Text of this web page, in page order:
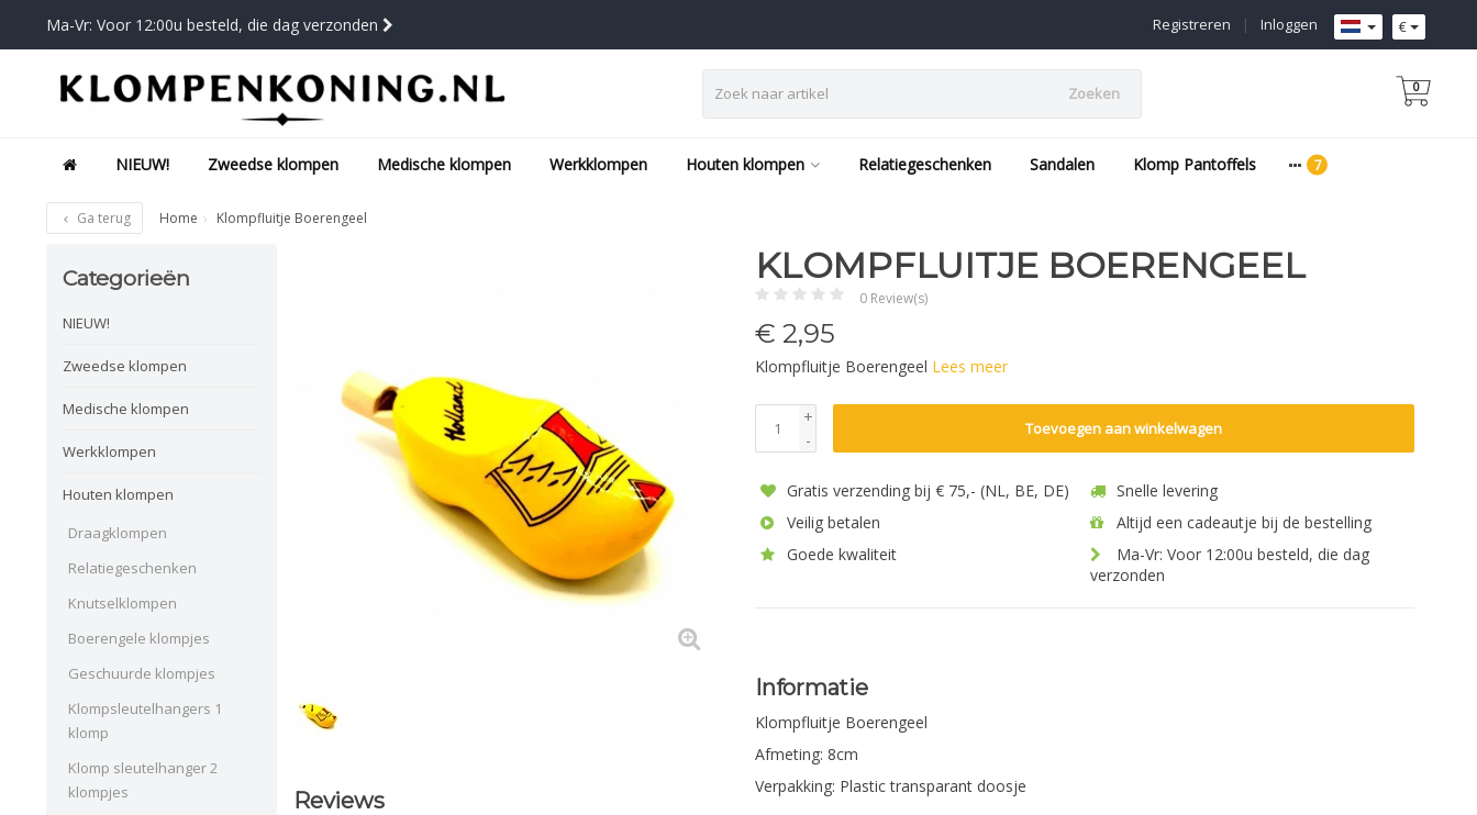
Ma-Vr: Voor 12:00u besteld, die dag verzonden €
Inloggen
|
Registreren
Zoeken 0
NIEUW! Zweedse klompen Medische klompen Werkklompen Houten klompen Relatiegeschenken Sandalen Klomp Pantoffels
Ga terug Home Klompfluitje Boerengeel
Categorieën
NIEUW!
Zweedse klompen
Medische klompen
Werkklompen
Houten klompen
Draagklompen
Relatiegeschenken
Knutselklompen
Boerengele klompjes
Geschuurde klompjes
Klompsleutelhangers 1
klomp
Klomp sleutelhanger 2
klompjes
Reviews
KLOMPFLUITJE BOERENGEEL
0 Review(s)
€ 2,95
Klompfluitje Boerengeel Lees meer
+
-
Toevoegen aan winkelwagen
Gratis verzending bij € 75,- (NL, BE, DE)
Snelle levering
Veilig betalen
Altijd een cadeautje bij de bestelling
Goede kwaliteit
Ma-Vr: Voor 12:00u besteld, die dag
verzonden
Informatie
Klompfluitje Boerengeel
Afmeting: 8cm
Verpakking: Plastic transparant doosje